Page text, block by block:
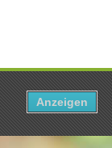
Anzeigen